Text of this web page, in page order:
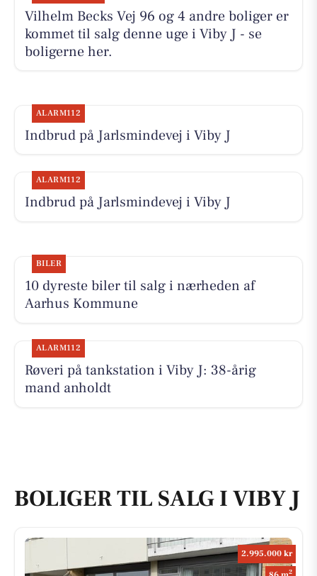
Vilhelm Becks Vej 96 og 4 andre boliger er
kommet til salg denne uge i Viby J - se
boligerne her.
ALARM112
Indbrud på Jarlsmindevej i Viby J
ALARM112
Indbrud på Jarlsmindevej i Viby J
BILER
10 dyreste biler til salg i nærheden af
Aarhus Kommune
ALARM112
Røveri på tankstation i Viby J: 38-årig
mand anholdt
BOLIGER TIL SALG I VIBY J
2.995.000 kr
2